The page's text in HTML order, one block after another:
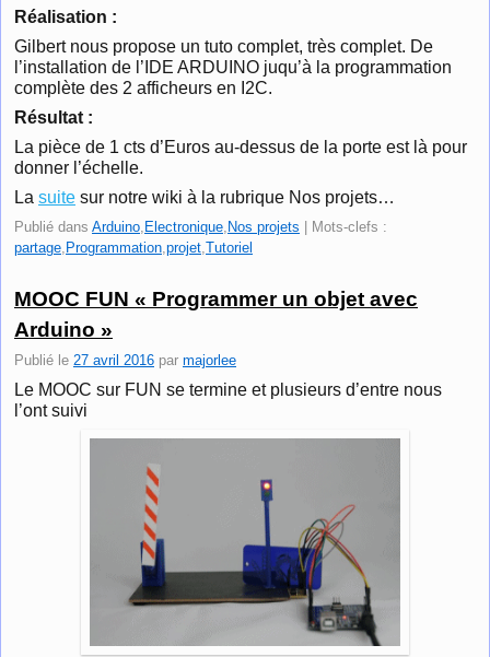
Réalisation :
Gilbert nous propose un tuto complet, très complet. De
l’installation de l’IDE ARDUINO juqu’à la programmation
complète des 2 afficheurs en I2C.
Résultat :
La pièce de 1 cts d’Euros au-dessus de la porte est là pour
donner l’échelle.
La suite sur notre wiki à la rubrique Nos projets…
Publié dans Arduino, Electronique, Nos projets
Mots-clefs :
partage, Programmation,projet,Tutoriel
MOOC FUN « Programmer un objet avec
Arduino »
Publié le 27 avril 2016 par majorlee
Le MOOC sur FUN se termine et plusieurs d’entre nous
l’ont suivi